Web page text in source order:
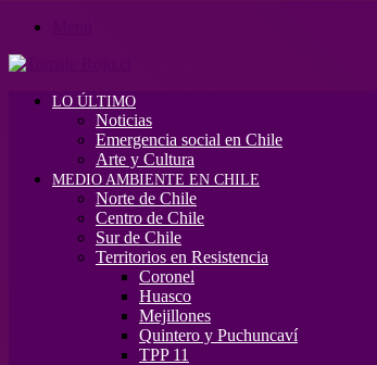
LO ÚLTIMO
Noticias
Emergencia social en Chile
Arte y Cultura
MEDIO AMBIENTE EN CHILE
Norte de Chile
Centro de Chile
Sur de Chile
Territorios en Resistencia
Coronel
Huasco
Mejillones
Quintero y Puchuncaví
TPP 11